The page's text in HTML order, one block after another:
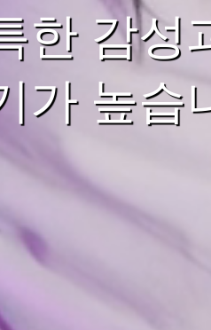
한 감성
가 높습